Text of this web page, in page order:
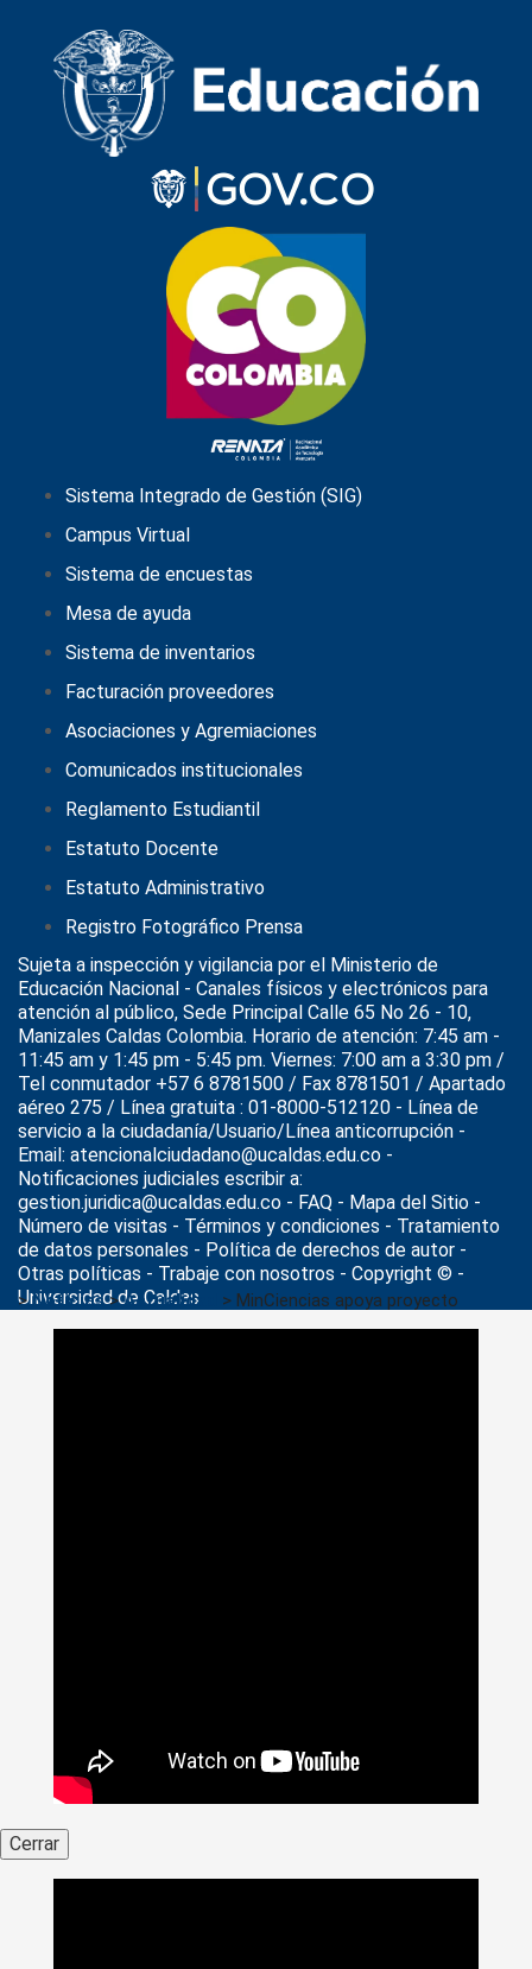
>Noticias>Actualidad > MinCiencias apoya proyecto
“Textos invisibles” que rescata escritoras olvidadas del Gran
Sistema Integrado de Gestión (SIG)
Campus Virtual
Sistema de encuestas
Mesa de ayuda
Sistema de inventarios
Facturación proveedores
Asociaciones y Agremiaciones
Comunicados institucionales
Reglamento Estudiantil
Estatuto Docente
Estatuto Administrativo
Registro Fotográfico Prensa
Sujeta a inspección y vigilancia por el Ministerio de
Educación Nacional - Canales físicos y electrónicos para
atención al público, Sede Principal Calle 65 No 26 - 10,
Manizales Caldas Colombia. Horario de atención: 7:45 am -
11:45 am y 1:45 pm - 5:45 pm. Viernes: 7:00 am a 3:30 pm /
Tel conmutador +57 6 8781500 / Fax 8781501 / Apartado
aéreo 275 / Línea gratuita : 01-8000-512120 - Línea de
servicio a la ciudadanía/Usuario/Línea anticorrupción -
Email: atencionalciudadano@ucaldas.edu.co -
Notificaciones judiciales escribir a:
gestion.juridica@ucaldas.edu.co - FAQ - Mapa del Sitio -
Número de visitas - Términos y condiciones - Tratamiento
de datos personales - Política de derechos de autor -
Otras políticas - Trabaje con nosotros - Copyright © -
Universidad de Caldas
Cerrar